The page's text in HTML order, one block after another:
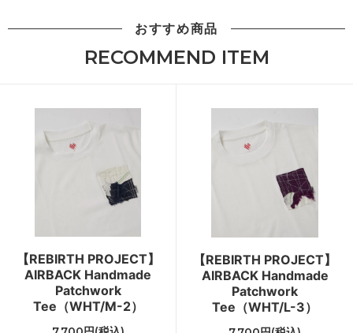
おすすめ商品
RECOMMEND ITEM
【REBIRTH PROJECT】
AIRBACK Handmade
Patchwork
Tee（WHT/M-2）
【REBIRTH PROJECT】
AIRBACK Handmade
Patchwork
Tee（WHT/L-3）